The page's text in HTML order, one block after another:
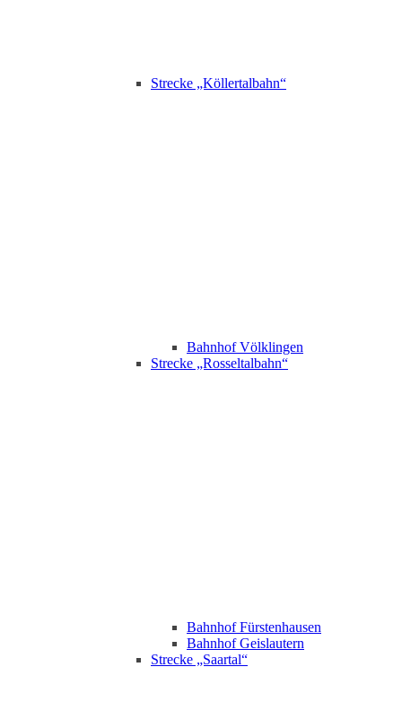
Strecke „Köllertalbahn“
Bahnhof Völklingen
Strecke „Rosseltalbahn“
Bahnhof Fürstenhausen
Bahnhof Geislautern
Strecke „Saartal“